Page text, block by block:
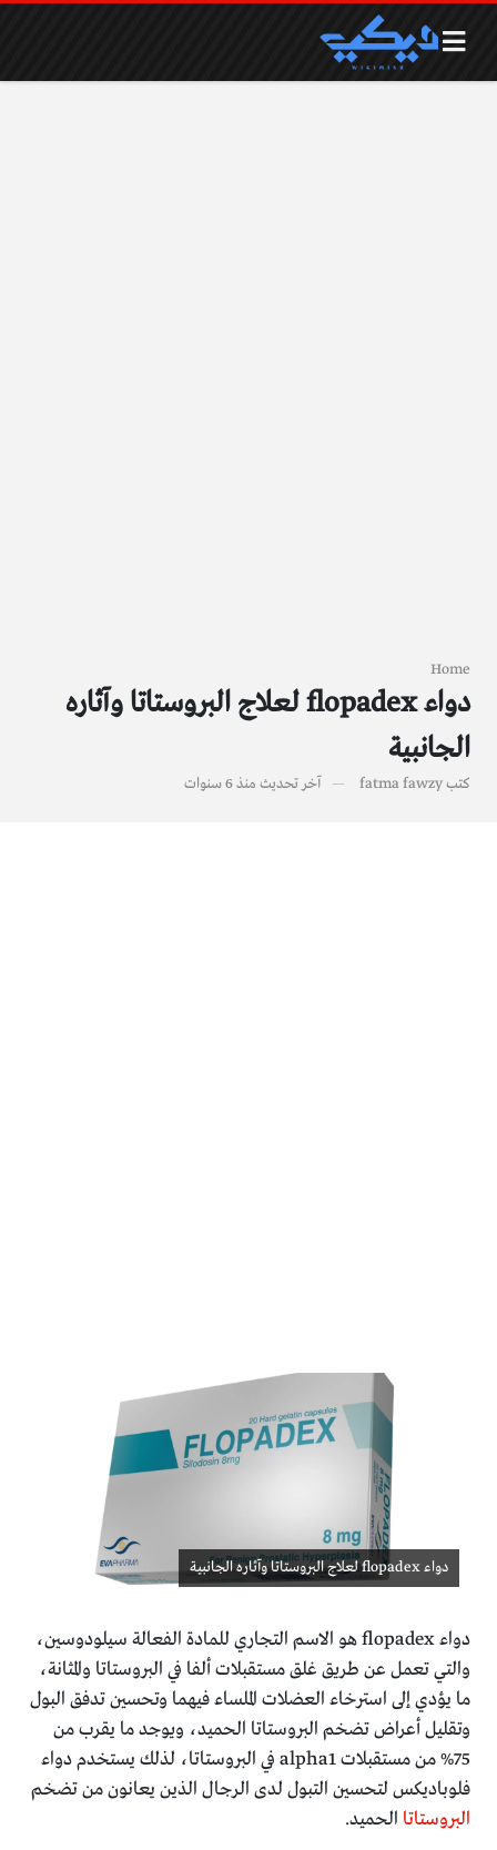
Home
دواء flopadex لعلاج البروستاتا وآثاره
الجانبية
كتبfatma fawzy آخر تحديث منذ 6 سنوات
دواء flopadex لعلاج البروستاتا وآثاره الجانبية
دواء flopadex هو الاسم التجاري للمادة الفعالة سيلودوسين،
والتي تعمل عن طريق غلق مستقبلات ألفا في البروستاتا والمثانة،
ما يؤدي إلى استرخاء العضلات الملساء فيهما وتحسين تدفق البول
وتقليل أعراض تضخم البروستاتا الحميد، ويوجد ما يقرب من
75% من مستقبلات alpha1 في البروستاتا، لذلك يستخدم دواء
فلوباديكس لتحسين التبول لدى الرجال الذين يعانون من تضخم
البروستاتا الحميد.